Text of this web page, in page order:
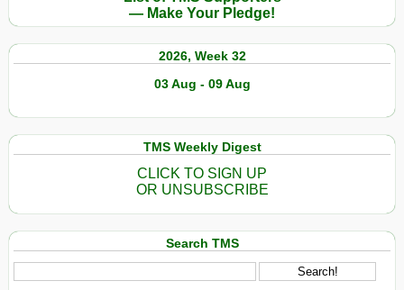
— Make Your Pledge!
2026, Week 32
03 Aug - 09 Aug
TMS Weekly Digest
CLICK TO SIGN UP
OR UNSUBSCRIBE
Search TMS